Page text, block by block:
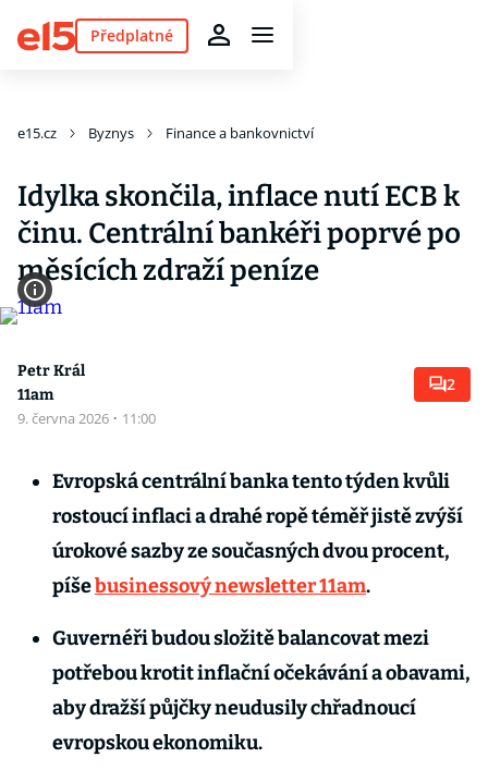
Předplatné
e15.cz Byznys Finance a bankovnictví
Idylka skončila, inflace nutí ECB k
činu. Centrální bankéři poprvé po
měsících zdraží peníze
Petr Král
11am
9. června 2026 · 11:00
2
Evropská centrální banka tento týden kvůli
rostoucí inflaci a drahé ropě téměř jistě zvýší
úrokové sazby ze současných dvou procent,
píšebusinessový newsletter 11am.
Guvernéři budou složitě balancovat mezi
potřebou krotit inflační očekávání a obavami,
aby dražší půjčky neudusily chřadnoucí
evropskou ekonomiku.